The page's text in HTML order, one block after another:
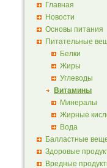
Главная
Новости
Основы питания
Питательные
Белки
Жиры
Углеводы
Витамины
Минералы
Жирные
Вода
Балластные
Здоровые
Вредные